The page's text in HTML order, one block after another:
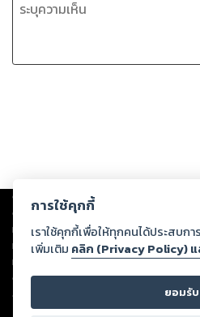
Copyright © 2026
ต่อผลงานหรือเนื้อหาใดที่อัปโหลดผ่านเว็บไซ
ทรัพย์สินทางปัญญาของบุคคลอื่นหรือขัดต่อ
ทุกท่านโปรดใช้วิจารณญาณในการกลั่นกรอ
หนึ่งส่วนใดขัดต่อกฎหมายและศีลธรรม กรุณ
ดำเนินการในทันที ทั้งนี้ ทางสตอรี่ล็อกขอ
ลิขสิทธิ์ พ.ศ. 2537 (ฉบับล่าสุด)
การใช้คุกกี้
เราใช้คุกกี้เพื่อให้ทุกคนได้ประสบก
เพิ่มเติม คลิก (Privacy Policy)
ยอมรับ